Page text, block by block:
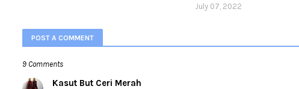
July 07, 2022
POST A COMMENT
9 Comments
Kasut But Ceri Merah